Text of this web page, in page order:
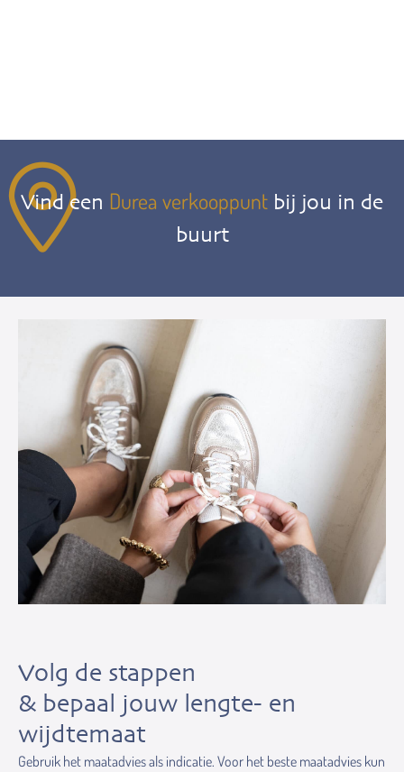
Vind een Durea verkooppunt bij jou in de
buurt
Volg de stappen
& bepaal jouw lengte- en
wijdtemaat
Gebruik het maatadvies als indicatie. Voor het beste maatadvies kun